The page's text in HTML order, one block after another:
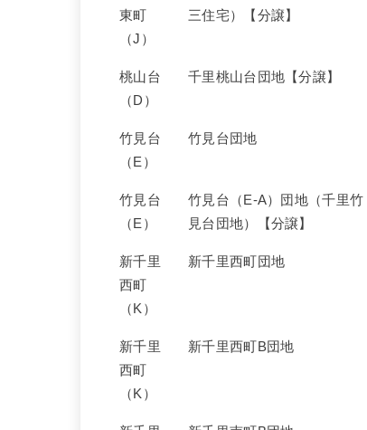
東町
（J）
三住宅）【分譲】
桃山台
（D）
千里桃山台団地【分譲】
竹見台
（E）
竹見台団地
竹見台
（E）
竹見台（E-A）団地（千里竹
見台団地）【分譲】
新千里
西町
（K）
新千里西町団地
新千里
西町
（K）
新千里西町B団地